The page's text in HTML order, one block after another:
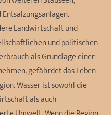
Landwirtschaft und
und politischen
als Grundlage einer
gefährdet das Leben
Wasser ist sowohl die
als auch